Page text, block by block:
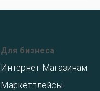
Для бизнеса
Интернет-Магазинам
Маркетплейсы